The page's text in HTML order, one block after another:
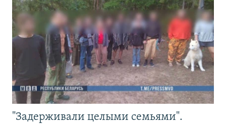
"Задерживали целыми семьями".